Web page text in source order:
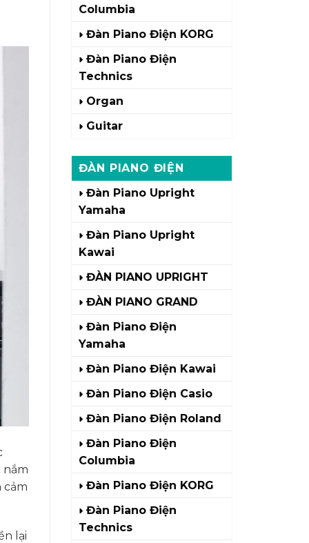
nắm
cảm
lại
Columbia
Đàn Piano Điện KORG
Đàn Piano Điện
Technics
Organ
Guitar
ĐÀN PIANO ĐIỆN
Đàn Piano Upright
Yamaha
Đàn Piano Upright
Kawai
ĐÀN PIANO UPRIGHT
ĐÀN PIANO GRAND
Đàn Piano Điện
Yamaha
Đàn Piano Điện Kawai
Đàn Piano Điện Casio
Đàn Piano Điện Roland
Đàn Piano Điện
Columbia
Đàn Piano Điện KORG
Đàn Piano Điện
Technics